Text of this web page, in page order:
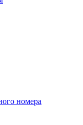
номера